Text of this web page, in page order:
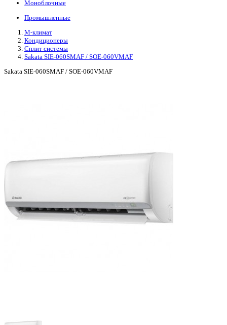
Моноблочные
Промышленные
М-климат
Кондиционеры
Сплит системы
Sakata SIE-060SMAF / SOE-060VMAF
Sakata SIE-060SMAF / SOE-060VMAF